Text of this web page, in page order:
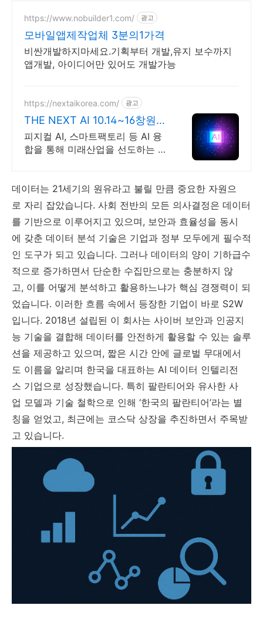
https://www.nobuilder1.com/ 광고
모바일앱제작업체 3분의1가격
비싼개발하지마세요.기획부터 개발,유지 보수까지
앱개발, 아이디어만 있어도 개발가능
https://nextaikorea.com/ 광고
THE NEXT AI 10.14~16창원컨
벤션센터
피지컬 AI, 스마트팩토리 등 AI 융
합을 통해 미래산업을 선도하는 AI
데이터는 21세기의 원유라고 불릴 만큼 중요한 자원으
로 자리 잡았습니다. 사회 전반의 모든 의사결정은 데이터
를 기반으로 이루어지고 있으며, 보안과 효율성을 동시
에 갖춘 데이터 분석 기술은 기업과 정부 모두에게 필수적
인 도구가 되고 있습니다. 그러나 데이터의 양이 기하급수
적으로 증가하면서 단순한 수집만으로는 충분하지 않
고, 이를 어떻게 분석하고 활용하느냐가 핵심 경쟁력이 되
었습니다. 이러한 흐름 속에서 등장한 기업이 바로 S2W
입니다. 2018년 설립된 이 회사는 사이버 보안과 인공지
능 기술을 결합해 데이터를 안전하게 활용할 수 있는 솔루
션을 제공하고 있으며, 짧은 시간 안에 글로벌 무대에서
도 이름을 알리며 한국을 대표하는 AI 데이터 인텔리전
스 기업으로 성장했습니다. 특히 팔란티어와 유사한 사
업 모델과 기술 철학으로 인해 ‘한국의 팔란티어’라는 별
칭을 얻었고, 최근에는 코스닥 상장을 추진하면서 주목받
고 있습니다.